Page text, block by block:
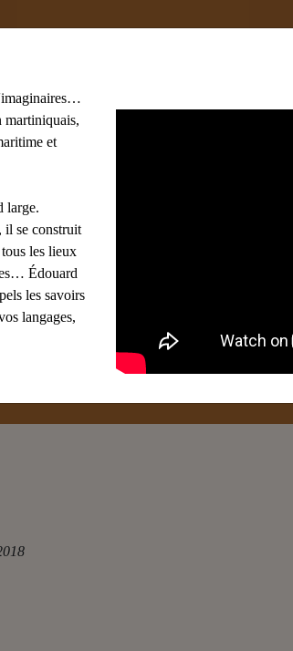
martiniquais,
et
large.
il se construit
les lieux
Édouard
les savoirs
langages,